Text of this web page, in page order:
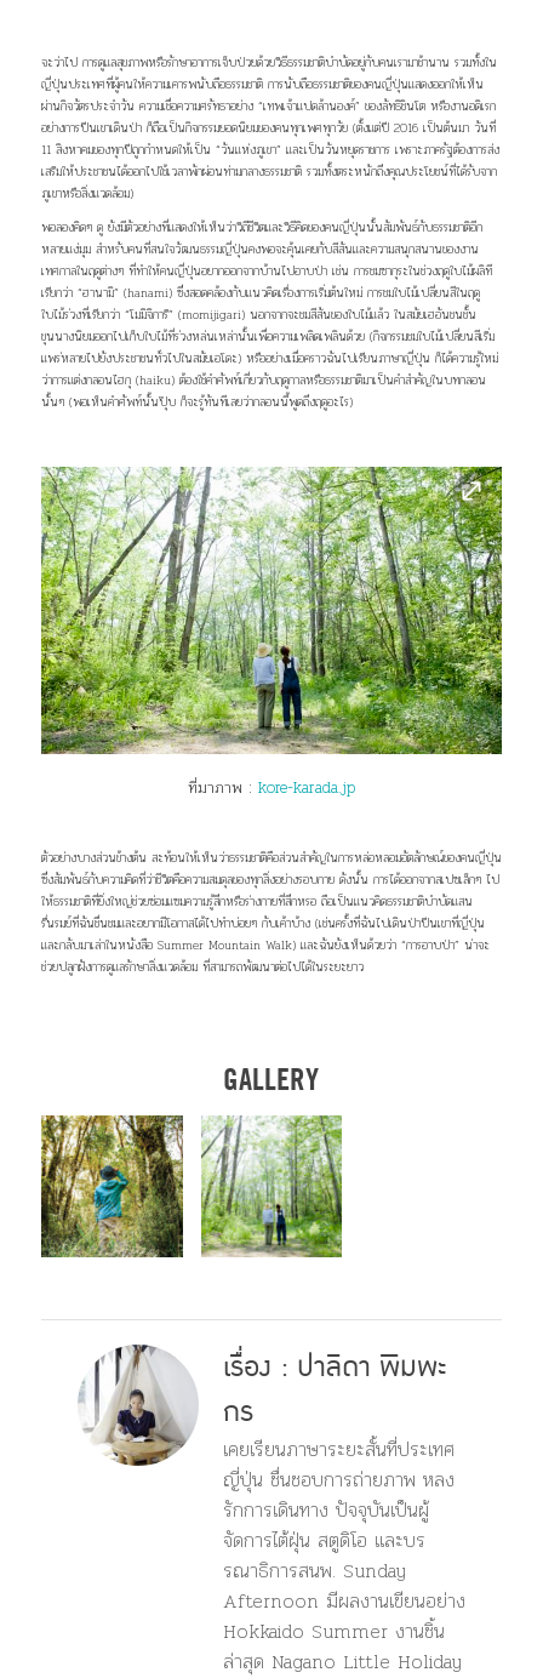
จะว่าไป การดูแลสุขภาพหรือรักษาอาการเจ็บป่วยด้วยวิธีธรรมชาติบำบัดอยู่กับคนเรามาช้านาน รวมทั้งใน
ญี่ปุ่นประเทศที่ผู้คนให้ความเคารพนับถือธรรมชาติ การนับถือธรรมชาติของคนญี่ปุ่นแสดงออกให้เห็น
ผ่านกิจวัตรประจำวัน ความเชื่อความศรัทธาอย่าง “เทพเจ้าแปดล้านองค์” ของลัทธิชินโต หรืองานอดิเรก
อย่างการปีนเขาเดินป่า ก็ถือเป็นกิจกรรมยอดนิยมของคนทุกเพศทุกวัย (ตั้งแต่ปี 2016 เป็นต้นมา วันที่
11 สิงหาคมของทุกปีถูกกำหนดให้เป็น “วันแห่งภูเขา” และเป็นวันหยุดราชการ เพราะภาครัฐต้องการส่ง
เสริมให้ประชาชนได้ออกไปใช้เวลาพักผ่อนท่ามกลางธรรมชาติ รวมทั้งตระหนักถึงคุณประโยชน์ที่ได้รับจาก
ภูเขาหรือสิ่งแวดล้อม)
พอลองคิดๆ ดู ยังมีตัวอย่างที่แสดงให้เห็นว่าวิถีชีวิตและวิธีคิดของคนญี่ปุ่นนั้นสัมพันธ์กับธรรมชาติอีก
หลายแง่มุม สำหรับคนที่สนใจวัฒนธรรมญี่ปุ่นคงพอจะคุ้นเคยกับสีสันและความสนุกสนานของงาน
เทศกาลในฤดูต่างๆ ที่ทำให้คนญี่ปุ่นอยากออกจากบ้านไปอาบป่า เช่น การชมซากุระในช่วงฤดูใบไม้ผลิที
เรียกว่า “ฮานามิ” (hanami) ซึ่งสอดคล้องกับแนวคิดเรื่องการเริ่มต้นใหม่ การชมใบไม้เปลี่ยนสีในฤดู
ใบไม้ร่วงที่เรียกว่า “โมมิจิการิ” (momijigari) นอกจากจะชมสีสันของใบไม้แล้ว ในสมัยเฮอันชนชั้น
ขุนนางนิยมออกไปเก็บใบไม้ที่ร่วงหล่นเหล่านั้นเพื่อความเพลิดเพลินด้วย (กิจกรรมชมใบไม้เปลี่ยนสีเริ่ม
แพร่หลายไปยังประชาชนทั่วไปในสมัยเอโดะ) หรืออย่างเมื่อคราวฉันไปเรียนภาษาญี่ปุ่น ก็ได้ความรู้ใหม่
ว่าการแต่งกลอนไฮกุ (haiku) ต้องใช้คำศัพท์เกี่ยวกับฤดูกาลหรือธรรมชาติมาเป็นคำสำคัญในบทกลอน
นั้นๆ (พอเห็นคำศัพท์นั้นปุ๊บ ก็จะรู้ทันทีเลยว่ากลอนนี้พูดถึงฤดูอะไร)
ที่มาภาพ : kore-karada.jp
ตัวอย่างบางส่วนข้างต้น สะท้อนให้เห็นว่าธรรมชาติคือส่วนสำคัญในการหล่อหลอมอัตลักษณ์ของคนญี่ปุ่น
ซึ่งสัมพันธ์กับความคิดที่ว่าชีวิตคือความสมดุลของทุกสิ่งอย่างรอบกาย ดังนั้น การได้ออกจากสเปซเล็กๆ ไป
ให้ธรรมชาติที่ยิ่งใหญ่ช่วยซ่อมแซมความรู้สึกหรือร่างกายที่สึกหรอ ถือเป็นแนวคิดธรรมชาติบำบัดแสน
รื่นรมย์ที่ฉันชื่นชมและอยากมีโอกาสได้ไปทำบ่อยๆ กับเค้าบ้าง (เช่นครั้งที่ฉันไปเดินป่าปีนเขาที่ญี่ปุ่น
และกลับมาเล่าในหนังสือ Summer Mountain Walk) และฉันยังเห็นด้วยว่า “การอาบป่า” น่าจะ
ช่วยปลูกฝังการดูแลรักษาสิ่งแวดล้อม ที่สามารถพัฒนาต่อไปได้ในระยะยาว
GALLERY
เรื่อง : ปาลิดา พิมพะ
กร
เคยเรียนภาษาระยะสั้นที่ประเทศ
ญี่ปุ่น ชื่นชอบการถ่ายภาพ หลง
รักการเดินทาง ปัจจุบันเป็นผู้
จัดการไต้ฝุ่น สตูดิโอ และบร
รณาธิการสนพ. Sunday
Afternoon มีผลงานเขียนอย่าง
Hokkaido Summer งานชิ้น
ล่าสุด Nagano Little Holiday